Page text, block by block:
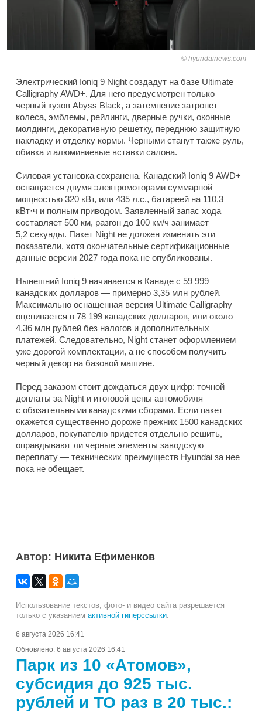
hyundainews.com
Электрический Ioniq 9 Night создадут на базе Ultimate
Calligraphy AWD+. Для него предусмотрен только
черный кузов Abyss Black, а затемнение затронет
колеса, эмблемы, рейлинги, дверные ручки, оконные
молдинги, декоративную решетку, переднюю защитную
накладку и отделку кормы. Черными станут также руль,
обивка и алюминиевые вставки салона.
Силовая установка сохранена. Канадский Ioniq 9 AWD+
оснащается двумя электромоторами суммарной
мощностью 320 кВт, или 435 л.с., батареей на 110,3
кВт·ч и полным приводом. Заявленный запас хода
составляет 500 км, разгон до 100 км/ч занимает
5,2 секунды. Пакет Night не должен изменить эти
показатели, хотя окончательные сертификационные
данные версии 2027 года пока не опубликованы.
Нынешний Ioniq 9 начинается в Канаде с 59 999
канадских долларов — примерно 3,35 млн рублей.
Максимально оснащенная версия Ultimate Calligraphy
оценивается в 78 199 канадских долларов, или около
4,36 млн рублей без налогов и дополнительных
платежей. Следовательно, Night станет оформлением
уже дорогой комплектации, а не способом получить
черный декор на базовой машине.
Перед заказом стоит дождаться двух цифр: точной
доплаты за Night и итоговой цены автомобиля
с обязательными канадскими сборами. Если пакет
окажется существенно дороже прежних 1500 канадских
долларов, покупателю придется отдельно решить,
оправдывают ли черные элементы заводскую
переплату — технических преимуществ Hyundai за нее
пока не обещает.
Автор: Никита Ефименков
Использование текстов, фото- и видео сайта разрешается
только с указанием активной гиперссылки
6 августа 2026 16:41
Обновлено: 6 августа 2026 16:41
Парк из 10 «Атомов»,
субсидия до 925 тыс.
рублей и ТО раз в 20 тыс.: